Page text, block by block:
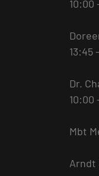
10:00
13:45
Dr.
10:00
Mbt
Arndt